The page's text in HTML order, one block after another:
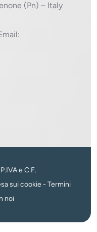
(Pn) – Italy
e C.F.
sui cookie - Termini
noi